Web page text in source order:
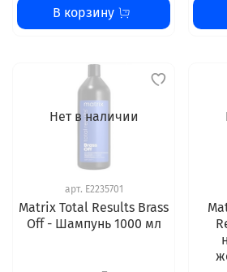
В корзину
Нет в наличии
арт. E2235701
Matrix Total Results Brass
Off - Шампунь 1000 мл